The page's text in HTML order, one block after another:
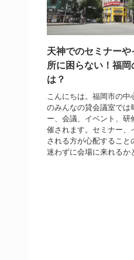
天神でのセミナー
所に困らない！福岡
は？
こんにちは。福岡市の中
のみんなの貸会議室では
ー、会議、イベント、研
催されます。セミナー、
される方が心配すること
迷わずに会場に来れるか